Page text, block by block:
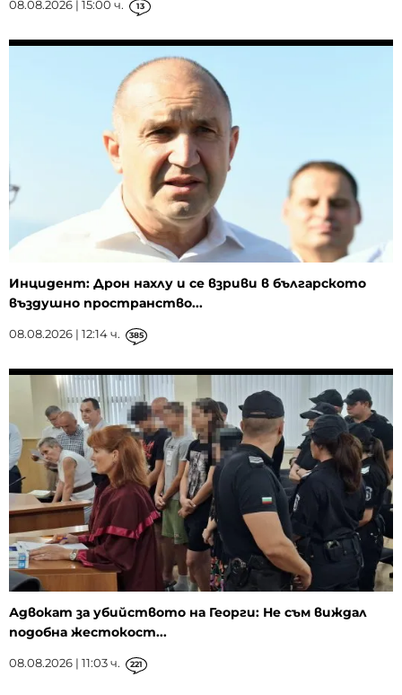
08.08.2026 | 15:00 ч. 13
Инцидент: Дрон нахлу и се взриви в българското
въздушно пространство...
08.08.2026 | 12:14 ч. 385
Адвокат за убийството на Георги: Не съм виждал
подобна жестокост...
08.08.2026 | 11:03 ч. 221